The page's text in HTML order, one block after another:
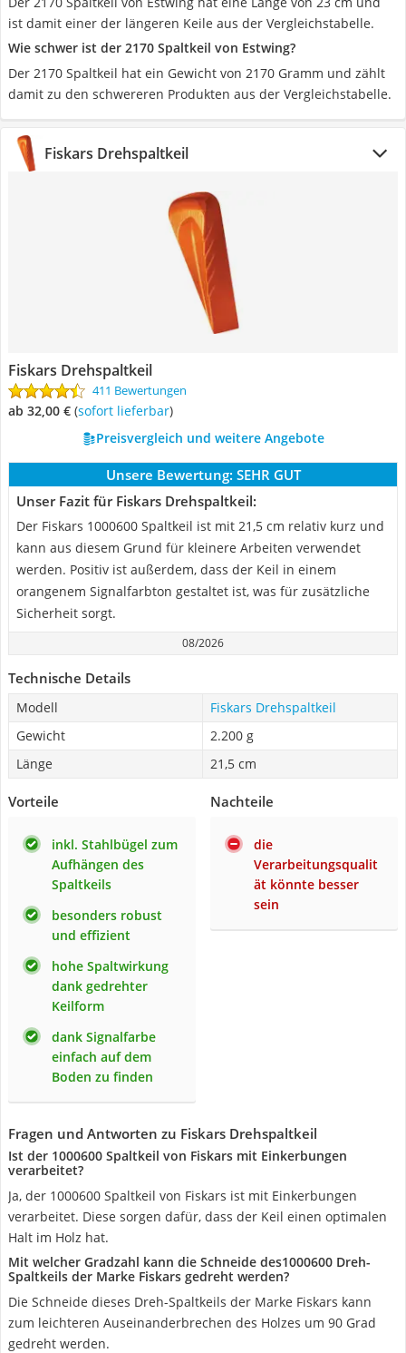
ist damit einer der längeren Keile aus der Vergleichstabelle.
Wie schwer ist der 2170 Spaltkeil von Estwing?
Der 2170 Spaltkeil hat ein Gewicht von 2170 Gramm und zählt
damit zu den schwereren Produkten aus der Vergleichstabelle.
Fiskars Drehspaltkeil
Fiskars Drehspaltkeil
411 Bewertungen
ab 32,00 € ( Sofort lieferbar)
Preisvergleich und weitere Angebote
Unsere Bewertung: SEHR GUT
Unser Fazit für Fiskars Drehspaltkeil:
Der Fiskars 1000600 Spaltkeil ist mit 21,5 cm relativ kurz und
kann aus diesem Grund für kleinere Arbeiten verwendet
werden. Positiv ist außerdem, dass der Keil in einem
orangenem Signalfarbton gestaltet ist, was für zusätzliche
Sicherheit sorgt.
08/2026
Technische Details
Modell
Fiskars Drehspaltkeil
Gewicht
2.200 g
Länge
21,5 cm
Vorteile
inkl. Stahlbügel zum
Aufhängen des
Spaltkeils
besonders robust
und effizient
hohe Spaltwirkung
dank gedrehter
Keilform
dank Signalfarbe
einfach auf dem
Boden zu finden
Nachteile
die
Verarbeitungsqualit
ät könnte besser
sein
Fragen und Antworten zu Fiskars Drehspaltkeil
Ist der 1000600 Spaltkeil von Fiskars mit Einkerbungen
verarbeitet?
Ja, der 1000600 Spaltkeil von Fiskars ist mit Einkerbungen
verarbeitet. Diese sorgen dafür, dass der Keil einen optimalen
Halt im Holz hat.
Mit welcher Gradzahl kann die Schneide des1000600 Dreh-
Spaltkeils der Marke Fiskars gedreht werden?
Die Schneide dieses Dreh-Spaltkeils der Marke Fiskars kann
zum leichteren Auseinanderbrechen des Holzes um 90 Grad
gedreht werden.